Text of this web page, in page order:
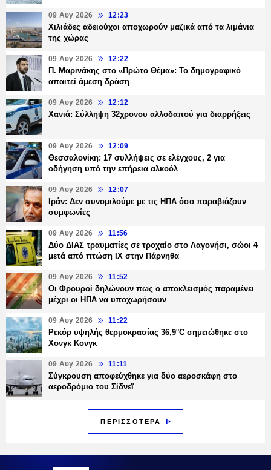
09 Αυγ 2026 12:23
Χιλιάδες αδειούχοι αποχωρούν μαζικά από τα λιμάνια
της χώρας
09 Αυγ 2026 12:22
Π. Μαρινάκης στο «Πρώτο Θέμα»: Το δημογραφικό
απαιτεί άμεση δράση
09 Αυγ 2026 12:12
Χανιά: Σύλληψη 32χρονου αλλοδαπού για διαρρήξεις
09 Αυγ 2026 12:09
Θεσσαλονίκη: 17 συλλήψεις σε ελέγχους, 2 για
οδήγηση υπό την επήρεια αλκοόλ
09 Αυγ 2026 12:07
Ιράν: Δεν συνομιλούμε με τις ΗΠΑ όσο παραβιάζουν
συμφωνίες
09 Αυγ 2026 11:56
Δύο ΔΙΑΣ τραυματίες σε τροχαίο στο Λαγονήσι, σώοι 4
μετά από πτώση ΙΧ στην Πάρνηθα
09 Αυγ 2026 11:52
Οι Φρουροί δηλώνουν πως ο αποκλεισμός παραμένει
μέχρι οι ΗΠΑ να υποχωρήσουν
09 Αυγ 2026 11:22
Ρεκόρ υψηλής θερμοκρασίας 36,9°C σημειώθηκε στο
Χονγκ Κονγκ
09 Αυγ 2026 11:11
Σύγκρουση αποφεύχθηκε για δύο αεροσκάφη στο
αεροδρόμιο του Σίδνεϊ
ΠΕΡΙΣΣΟΤΕΡΑ